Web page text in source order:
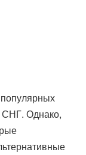
СНГ. Однако,